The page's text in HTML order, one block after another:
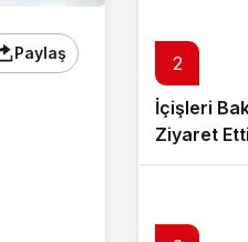
Paylaş
2
İçişleri
Ziyaret Etti